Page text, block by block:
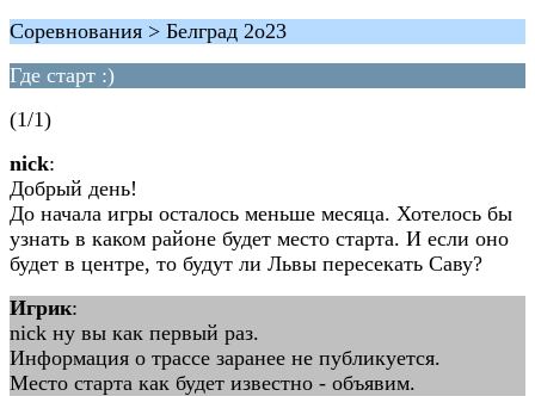
Соревнования > Белград 2о23
Где старт :)
(1/1)
nick:
Добрый день!
До начала игры осталось меньше месяца. Хотелось бы
узнать в каком районе будет место старта. И если оно
будет в центре, то будут ли Львы пересекать Саву?
Игрик:
nick ну вы как первый раз.
Информация о трассе заранее не публикуется.
Место старта как будет известно - объявим.